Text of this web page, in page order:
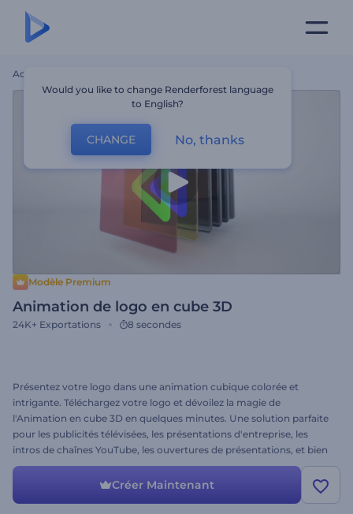
Accueil
Modèle Premium
Animation de logo en cube 3D
24K+ Exportations 8 secondes
Présentez votre logo dans une animation cubique colorée et
intrigante. Téléchargez votre logo et dévoilez la magie de
l'Animation en cube 3D en quelques minutes. Une solution parfaite
pour les publicités télévisées, les présentations d'entreprise, les
intros de chaînes YouTube, les ouvertures de présentations, et bien
plus encore. Créez un grand battage autour de votre logo. Essayez
Créer Maintenant
Would you like to change Renderforest language
to English?
CHANGE No, thanks